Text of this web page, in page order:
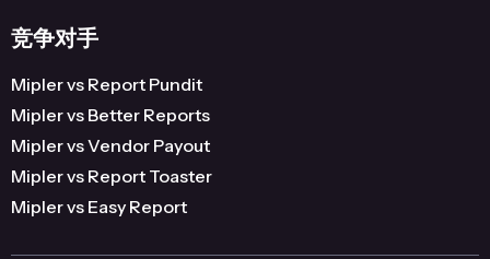
竞争对手
Mipler vs Report Pundit
Mipler vs Better Reports
Mipler vs Vendor Payout
Mipler vs Report Toaster
Mipler vs Easy Report